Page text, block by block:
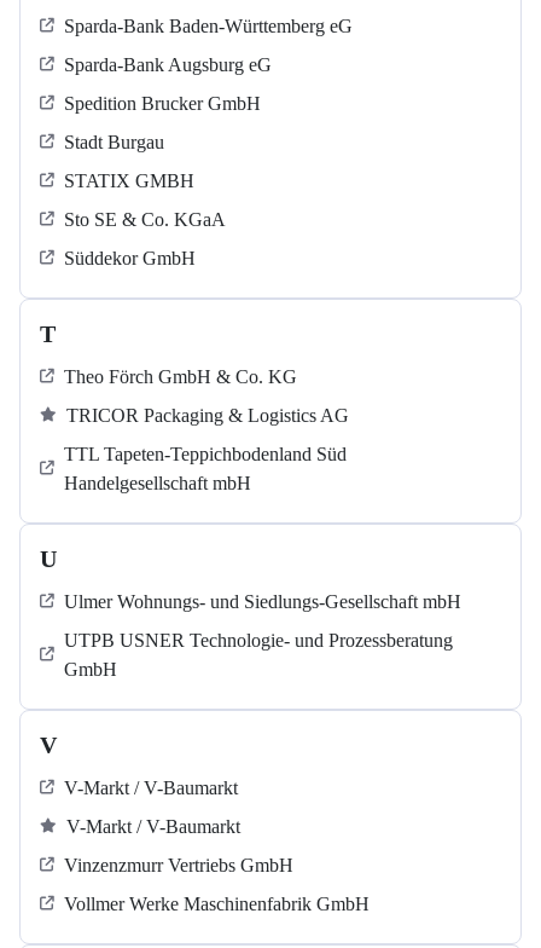
Sparda-Bank Baden-Württemberg eG
Sparda-Bank Augsburg eG
Spedition Brucker GmbH
Stadt Burgau
STATIX GMBH
Sto SE & Co. KGaA
Süddekor GmbH
T
Theo Förch GmbH & Co. KG
TRICOR Packaging & Logistics AG
TTL Tapeten-Teppichbodenland Süd
Handelgesellschaft mbH
U
Ulmer Wohnungs- und Siedlungs-Gesellschaft mbH
UTPB USNER Technologie- und Prozessberatung
GmbH
V
V-Markt / V-Baumarkt
V-Markt / V-Baumarkt
Vinzenzmurr Vertriebs GmbH
Vollmer Werke Maschinenfabrik GmbH